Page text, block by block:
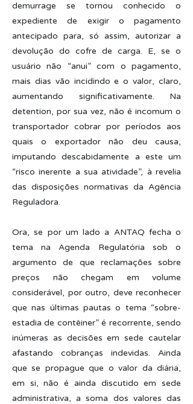
demurrage se tornou conhecido o
expediente de exigir o pagamento
antecipado para, só assim, autorizar a
devolução do cofre de carga. E, se o
usuário não “anui” com o pagamento,
mais dias vão incidindo e o valor, claro,
aumentando significativamente. Na
detention, por sua vez, não é incomum o
transportador cobrar por períodos aos
quais o exportador não deu causa,
imputando descabidamente a este um
“risco inerente a sua atividade”, à revelia
das disposições normativas da Agência
Reguladora.
Ora, se por um lado a ANTAQ fecha o
tema na Agenda Regulatória sob o
argumento de que reclamações sobre
preços não chegam em volume
considerável, por outro, deve reconhecer
que nas últimas pautas o tema “sobre-
estadia de contêiner” é recorrente, sendo
inúmeras as decisões em sede cautelar
afastando cobranças indevidas. Ainda
que se propague que o valor da diária,
em si, não é ainda discutido em sede
administrativa, a soma dos valores das